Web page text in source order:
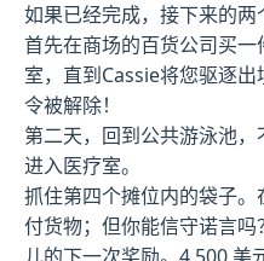
如果已经完成，接下来的两
首先在商场的百货公司买
室，直到Cassie将您驱逐
令被解除！
第二天，回到公共游泳池
进入医疗室。
抓住第四个摊位内的袋子
付货物；但你能信守诺言